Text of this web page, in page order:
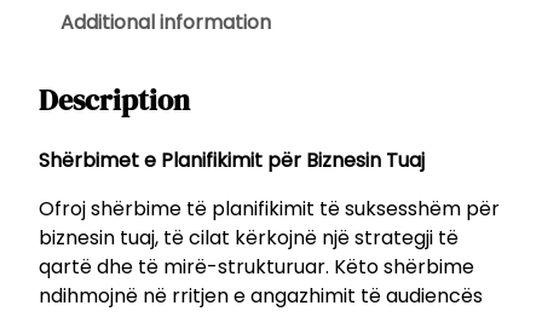
i
S
k
s
e
s
Additional information
Description
Shërbimet e Planifikimit për Biznesin Tuaj
Ofroj shërbime të planifikimit të suksesshëm për
biznesin tuaj, të cilat kërkojnë një strategji të
qartë dhe të mirë-strukturuar. Këto shërbime
ndihmojnë në rritjen e angazhimit të audiencës